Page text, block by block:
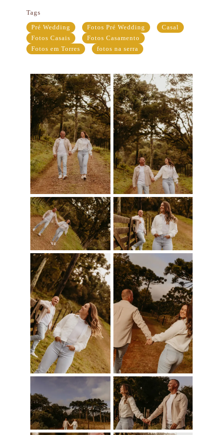
Tags
Pré Wedding
Fotos Pré Wedding
Casal
Fotos Casais
Fotos Casamento
Fotos em Torres
fotos na serra